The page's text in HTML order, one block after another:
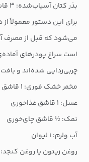
بذر کتان آسیاب‌شده: ۳ قاشق غذاخوری
برای این دستور معمولاً
می‌شود که قبل از مصرف
است سراغ پودرهای
چربی‌زدایی شده‌اند و
مخمر خشک فوری: ۱ قاشق غذاخوری
عسل: ۱ قاشق غذاخوری
نمک: ½ قاشق چای‌خوری
آب ولرم: ۱ لیوان
روغن زیتون یا روغن کنجد: ۲ قاشق غذاخوری